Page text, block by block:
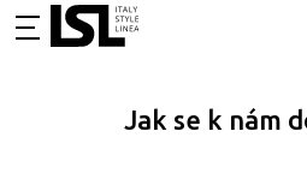
Jak se k nám